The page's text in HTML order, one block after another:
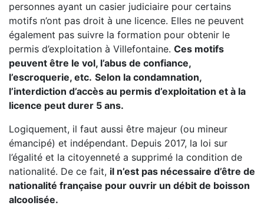
personnes ayant un casier judiciaire pour certains
motifs n’ont pas droit à une licence. Elles ne peuvent
également pas suivre la formation pour obtenir le
permis d’exploitation à Villefontaine. Ces motifs
peuvent être le vol, l’abus de confiance,
l’escroquerie, etc. Selon la condamnation,
l’interdiction d’accès au permis d’exploitation et à la
licence peut durer 5 ans.
Logiquement, il faut aussi être majeur (ou mineur
émancipé) et indépendant. Depuis 2017, la loi sur
l’égalité et la citoyenneté a supprimé la condition de
nationalité. De ce fait, il n’est pas nécessaire d’être de
nationalité française pour ouvrir un débit de boisson
alcoolisée.